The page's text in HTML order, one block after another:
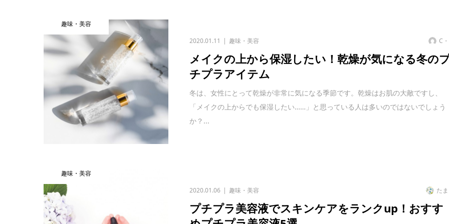
趣味・美容
2020.01.11 趣味・美容 C
メイクの上から保湿したい！乾燥が気になる冬の
チプラアイテム
冬は、女性にとって乾燥が非常に気になる季節です。乾燥はお肌の大敵ですし、
「メイクの上からでも保湿したい……」と思っている人は多いのではないでしょう
か？...
趣味・美容
2020.01.06 趣味・美容 たま
プチプラ美容液でスキンケアをランクup！おすす